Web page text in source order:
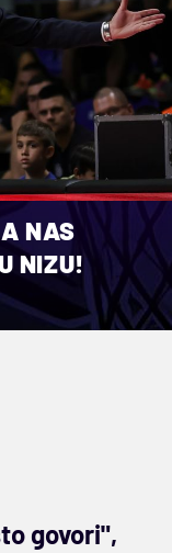
NAS
NIZU!
govori",